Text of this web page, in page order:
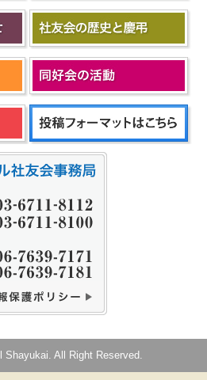
Shayukai. All Right Reserved.